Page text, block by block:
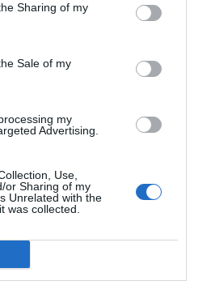
Sharing of my
Sale of my
my
Advertising.
Use,
or Sharing of my
Unrelated with the
was collected.
πλευρά και φτάσαμε στα
στόλο να αποκλείει
και τη Σύρο.